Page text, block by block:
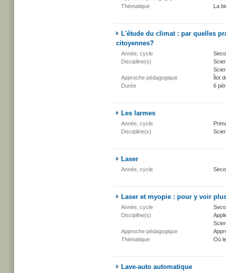
Thématique
La
L'étude du climat : par quelles
citoyennes?
Année, cycle
Discipline(s)
Approche pédagogique
Îlot
Durée
6
Les larmes
Année, cycle
Discipline(s)
Laser
Année, cycle
Laser et myopie : pour y voir
Année, cycle
Discipline(s)
Approche pédagogique
Thématique
Où
Lave-auto automatique